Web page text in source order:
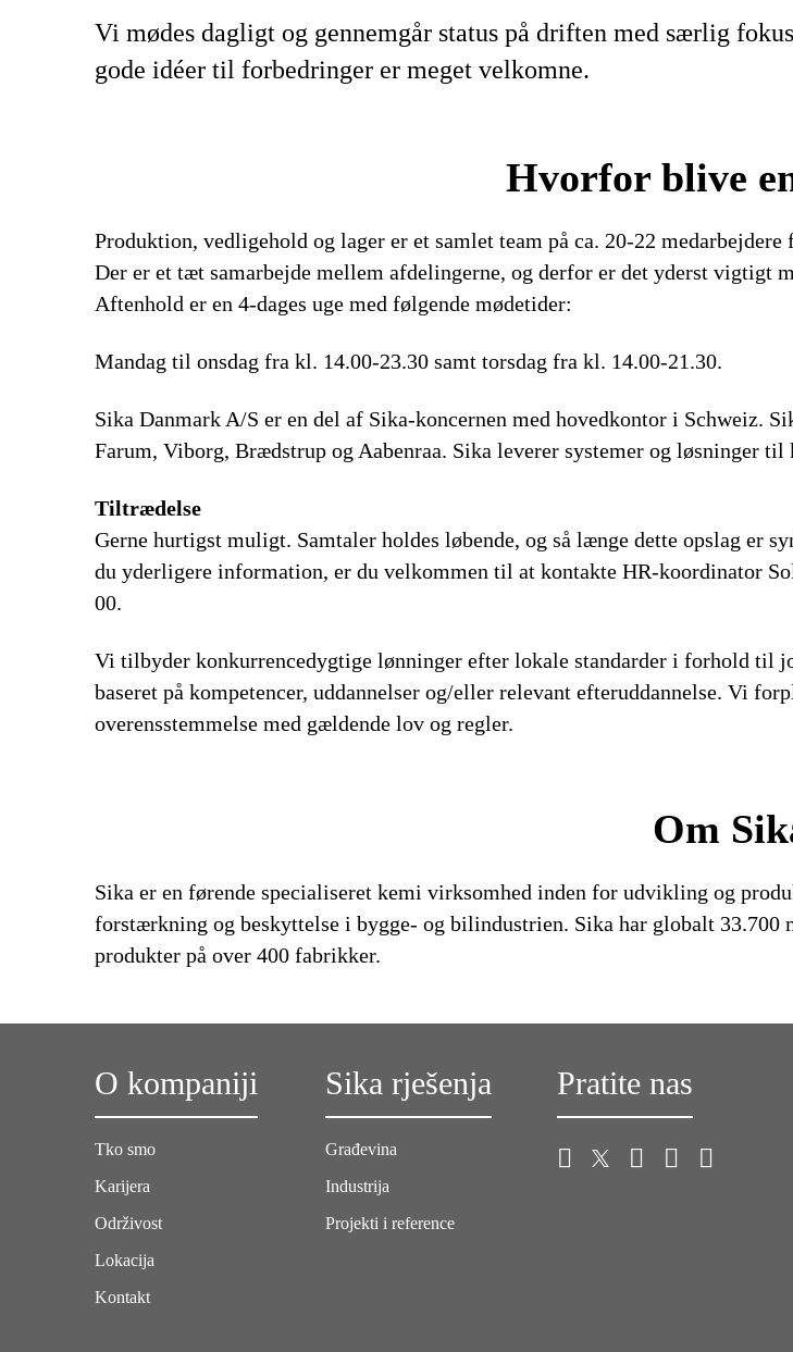
Vi mødes dagligt og gennemgår status på driften med særlig
gode idéer til forbedringer er meget velkomne.
Hvorfor blive
Produktion, vedligehold og lager er et samlet team på ca. 20-22
Der er et tæt samarbejde mellem afdelingerne, og derfor er det yderst vigtigt
Aftenhold er en 4-dages uge med følgende mødetider:
Mandag til onsdag fra kl. 14.00-23.30 samt torsdag fra kl. 14.00-21.30.
Sika Danmark A/S er en del af Sika-koncernen med hovedkontor i Schweiz.
Farum, Viborg, Brædstrup og Aabenraa. Sika leverer systemer og løsninger til
Tiltrædelse
Gerne hurtigst muligt. Samtaler holdes løbende, og så længe dette opslag er
du yderligere information, er du velkommen til at kontakte HR-koordinator
00.
Vi tilbyder konkurrencedygtige lønninger efter lokale standarder i forhold til
baseret på kompetencer, uddannelser og/eller relevant efteruddannelse. Vi
overensstemmelse med gældende lov og regler.
Om
Sika er en førende specialiseret kemi virksomhed inden for udvikling og
forstærkning og beskyttelse i bygge- og bilindustrien. Sika har globalt 33.700
produkter på over 400 fabrikker.
O kompaniji
Tko smo
Karijera
Održivost
Lokacija
Kontakt
Sika rješenja
Građevina
Industrija
Projekti i reference
Pratite nas